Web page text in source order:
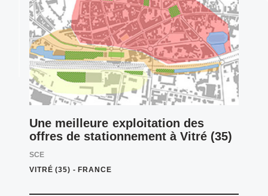
Une meilleure exploitation des
offres de stationnement à Vitré (35)
SCE
VITRÉ (35) - FRANCE